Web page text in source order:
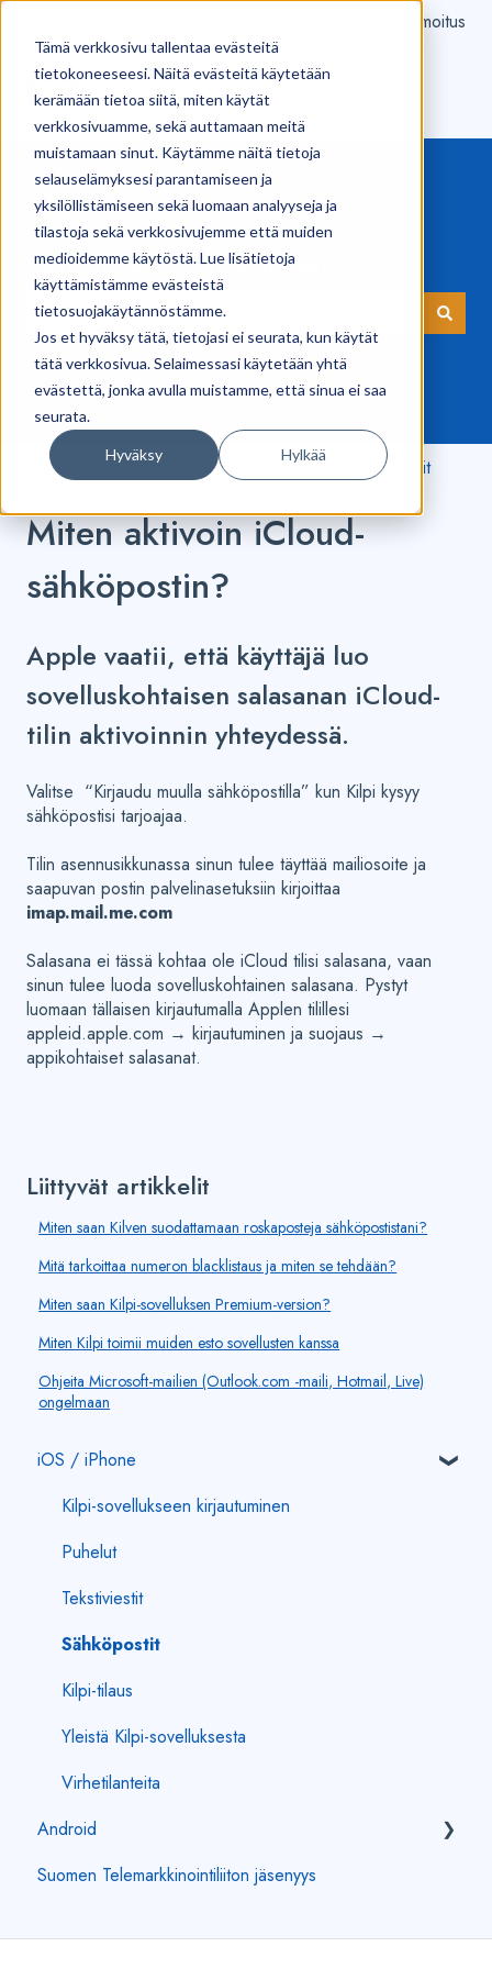
Tämä verkkosivu tallentaa evästeitä
tietokoneeseesi. Näitä evästeitä käytetään
kerämään tietoa siitä, miten käytät
verkkosivuamme, sekä auttamaan meitä
muistamaan sinut. Käytämme näitä tietoja
selauselämyksesi parantamiseen ja
yksilöllistämiseen sekä luomaan analyyseja ja
tilastoja sekä verkkosivujemme että muiden
medioidemme käytöstä. Lue lisätietoja
käyttämistämme evästeistä
tietosuojakäytännöstämme.
Jos et hyväksy tätä, tietojasi ei seurata, kun käytät
tätä verkkosivua. Selaimessasi käytetään yhtä
evästettä, jonka avulla muistamme, että sinua ei saa
seurata.
Hyväksy Hylkää
Tee vikailmoitus
Hei! Kuinka voimme auttaa?
Ehdotuksia ei ole, koska hakukenttä on tyhjä.
Kilpi-sovellus | Tuki iOS / iPhone Sähköpostit
Miten aktivoin iCloud-
sähköpostin?
Apple vaatii, että käyttäjä luo
sovelluskohtaisen salasanan iCloud-
tilin aktivoinnin yhteydessä.
Valitse “Kirjaudu muulla sähköpostilla” kun Kilpi kysyy
sähköpostisi tarjoajaa.
Tilin asennusikkunassa sinun tulee täyttää mailiosoite ja
saapuvan postin palvelinasetuksiin kirjoittaa
imap.mail.me.com
Salasana ei tässä kohtaa ole iCloud tilisi salasana, vaan
sinun tulee luoda sovelluskohtainen salasana. Pystyt
luomaan tällaisen kirjautumalla Applen tilillesi
appleid.apple.com → kirjautuminen ja suojaus →
appikohtaiset salasanat.
Liittyvät artikkelit
Miten saan Kilven suodattamaan roskaposteja sähköpostistani?
Mitä tarkoittaa numeron blacklistaus ja miten se tehdään?
Miten saan Kilpi-sovelluksen Premium-version?
Miten Kilpi toimii muiden esto sovellusten kanssa
Ohjeita Microsoft-mailien (Outlook.com -maili, Hotmail, Live)
ongelmaan
iOS / iPhone
Kilpi-sovellukseen kirjautuminen
Puhelut
Tekstiviestit
Sähköpostit
Kilpi-tilaus
Yleistä Kilpi-sovelluksesta
Virhetilanteita
Android
Kilpi-sovellukseen kirjautuminen
Suomen Telemarkkinointiliiton jäsenyys